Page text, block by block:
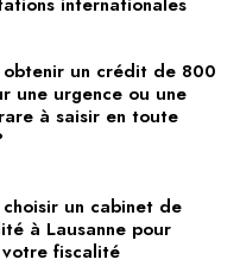
obtenir un crédit de 800
une urgence ou une
à saisir en toute
choisir un cabinet de
à Lausanne pour
fiscalité